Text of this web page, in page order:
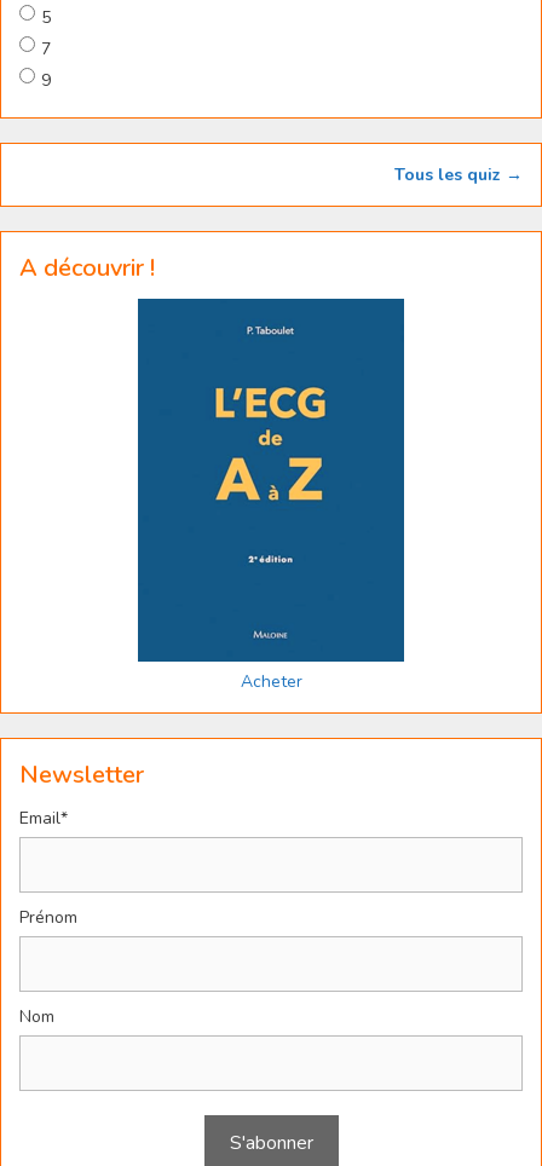
5
7
9
Tous les quiz →
A découvrir !
Acheter
Newsletter
Email*
Prénom
Nom